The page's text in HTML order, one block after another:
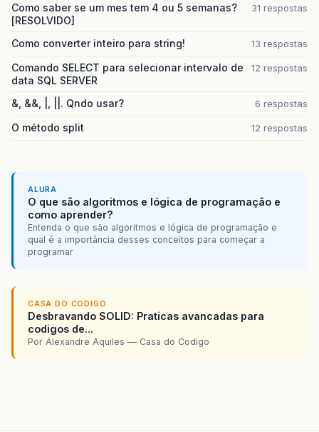
Como saber se um mes tem 4 ou 5 semanas?
[RESOLVIDO]
31 respostas
Como converter inteiro para string! 13 respostas
Comando SELECT para selecionar intervalo de
data SQL SERVER
12 respostas
&, &&, |, ||. Qndo usar? 6 respostas
O método split 12 respostas
ALURA
O que são algoritmos e lógica de programação e
como aprender?
Entenda o que são algoritmos e lógica de programação e
qual é a importância desses conceitos para começar a
programar
CASA DO CODIGO
Desbravando SOLID: Praticas avancadas para
codigos de...
Por Alexandre Aquiles — Casa do Codigo